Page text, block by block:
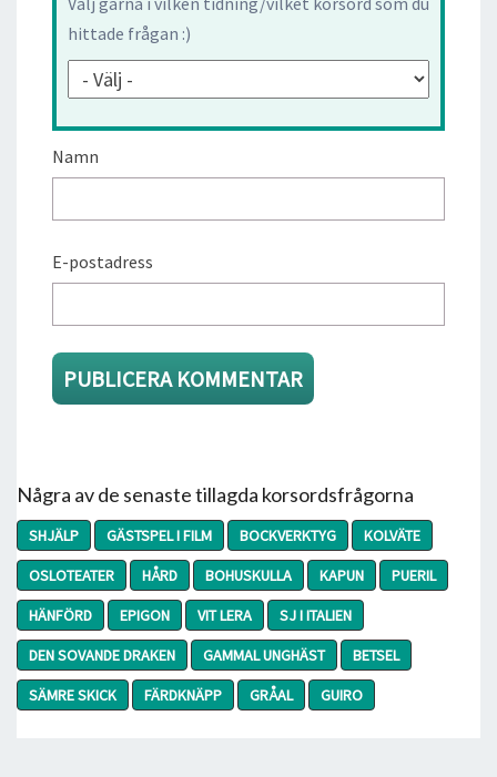
hittade frågan :)
Namn
E-postadress
Några av de senaste tillagda korsordsfrågorna
SHJÄLP GÄSTSPEL I FILM BOCKVERKTYG
KOLVÄTE
OSLOTEATER
HÅRD BOHUSKULLA KAPUN
PUERIL
HÄNFÖRD
EPIGON VIT LERA
SJ I ITALIEN
DEN SOVANDE DRAKEN
GAMMAL UNGHÄST
BETSEL
SÄMRE SKICK
FÄRDKNÄPP GRÅAL GUIRO